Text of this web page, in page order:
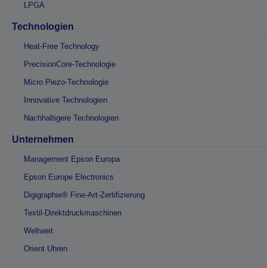
LPGA
Technologien
Heat-Free Technology
PrecisionCore-Technologie
Micro Piezo-Technologie
Innovative Technologien
Nachhaltigere Technologien
Unternehmen
Management Epson Europa
Epson Europe Electronics
Digigraphie® Fine-Art-Zertifizierung
Textil-Direktdruckmaschinen
Weltweit
Orient Uhren